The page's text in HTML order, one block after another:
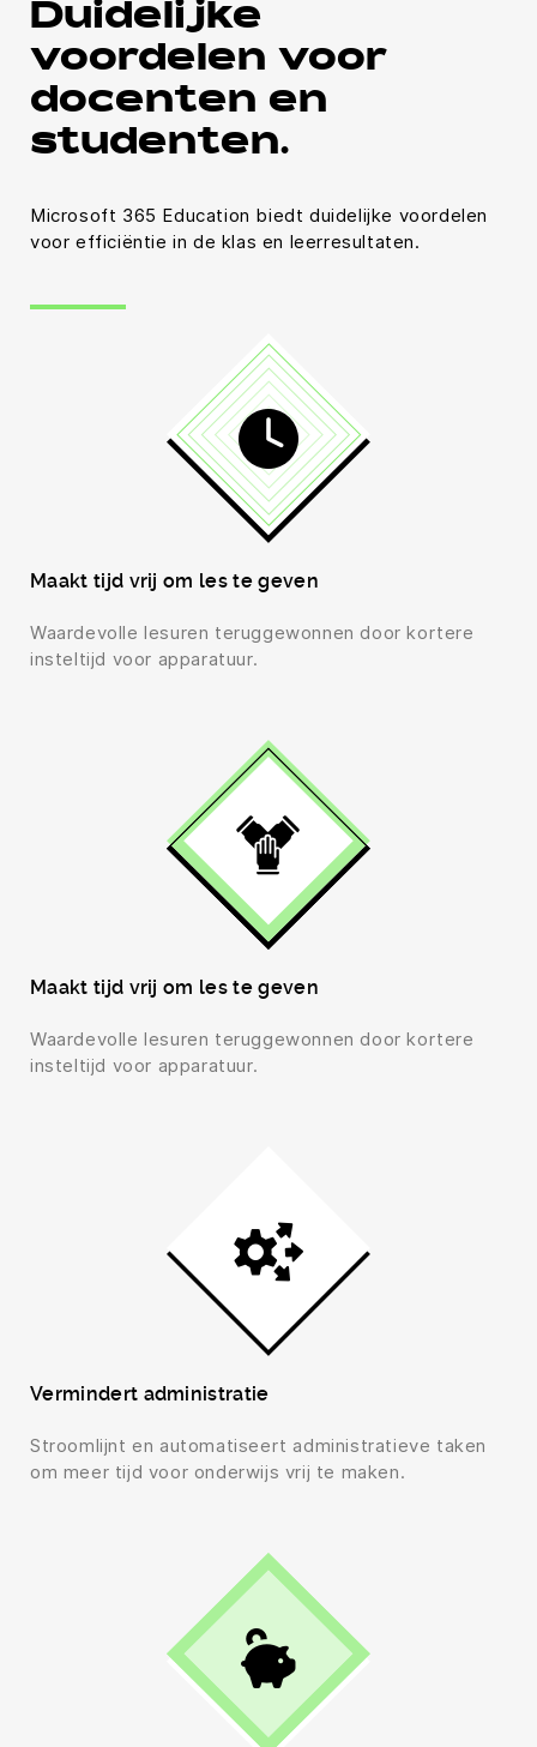
Duidelijke
voordelen voor
docenten en
studenten.
Microsoft 365 Education biedt duidelijke voordelen
voor efficiëntie in de klas en leerresultaten.
Maakt tijd vrij om les te geven
Waardevolle lesuren teruggewonnen door kortere
insteltijd voor apparatuur.
Maakt tijd vrij om les te geven
Waardevolle lesuren teruggewonnen door kortere
insteltijd voor apparatuur.
Vermindert administratie
Stroomlijnt en automatiseert administratieve taken
om meer tijd voor onderwijs vrij te maken.